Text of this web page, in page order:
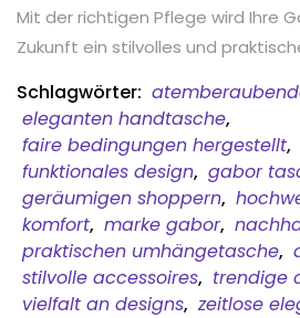
Mit der richtigen Pflege wird Ihre
Zukunft ein stilvolles und
Schlagwörter:
eleganten handtasche,
faire bedingungen hergestellt,
funktionales design, gabor
geräumigen shoppern,
komfort, marke gabor,
praktischen umhängetasche,
stilvolle accessoires, trendige
vielfalt an designs, zeitlose